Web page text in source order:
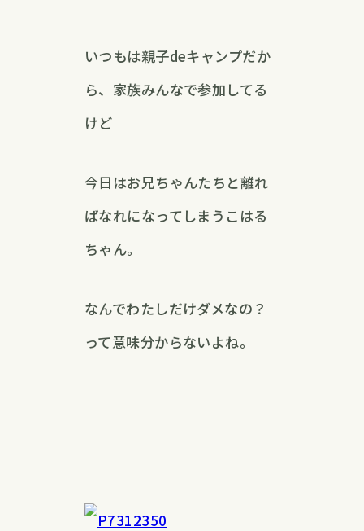
いつもは親子deキャンプだか
ら、家族みんなで参加してる
けど
今日はお兄ちゃんたちと離れ
ばなれになってしまうこはる
ちゃん。
なんでわたしだけダメなの？
って意味分からないよね。